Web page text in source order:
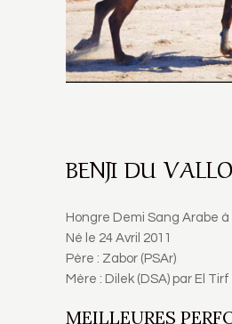
BENJI DU
Hongre Demi Sang Arabe à
Né le 24 Avril 2011
Père : Zabor (PSAr)
Mère : Dilek (DSA) par El Tirf
MEILLEURES